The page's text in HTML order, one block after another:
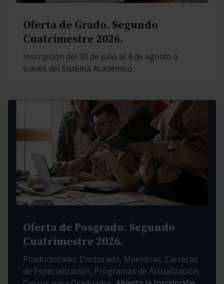
Oferta de Grado. Segundo
Cuatrimestre 2026.
Inscripción del 30 de julio al 4 de agosto a
través del Sistema Académico
Oferta de Posgrado. Segundo
Cuatrimestre 2026.
Posdoctorado, Doctorado, Maestrías, Carreras
de Especialización, Programas de Actualización,